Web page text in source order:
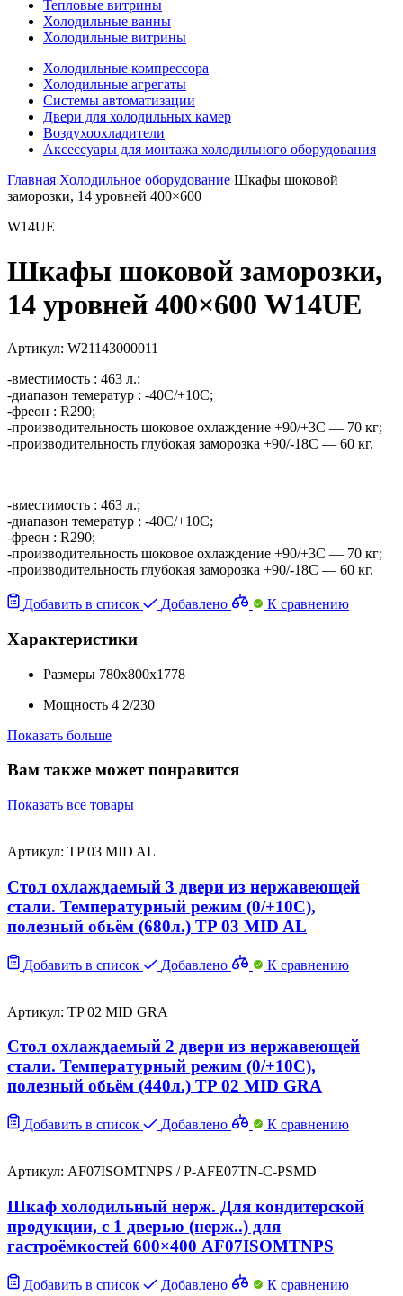
Тепловые витрины
Холодильные ванны
Холодильные витрины
Холодильные компрессора
Холодильные агрегаты
Системы автоматизации
Двери для холодильных камер
Воздухоохладители
Аксессуары для монтажа холодильного оборудования
Главная Холодильное оборудование Шкафы шоковой
заморозки, 14 уровней 400×600
W14UE
Шкафы шоковой заморозки,
14 уровней 400×600 W14UE
Артикул: W21143000011
-вместимость : 463 л.;
-диапазон темератур : -40C/+10C;
-фреон : R290;
-производительность шоковое охлаждение +90/+3C — 70 кг;
-производительность глубокая заморозка +90/-18C — 60 кг.
-вместимость : 463 л.;
-диапазон темератур : -40C/+10C;
-фреон : R290;
-производительность шоковое охлаждение +90/+3C — 70 кг;
-производительность глубокая заморозка +90/-18C — 60 кг.
Добавить в список Добавлено К сравнению
Характеристики
Размеры 780x800x1778
Мощность 4 2/230
Показать больше
Вам также может понравится
Показать все товары
Артикул: TP 03 MID AL
Стол охлаждаемый 3 двери из нержавеющей
стали. Температурный режим (0/+10C),
полезный обьём (680л.) TP 03 MID AL
Добавить в список Добавлено К сравнению
Артикул: TP 02 MID GRA
Стол охлаждаемый 2 двери из нержавеющей
стали. Температурный режим (0/+10C),
полезный обьём (440л.) TP 02 MID GRA
Добавить в список Добавлено К сравнению
Артикул: AF07ISOMTNPS / P-AFE07TN-C-PSMD
Шкаф холодильный нерж. Для кондитерской
продукции, с 1 дверью (нерж..) для
гастроёмкостей 600×400 AF07ISOMTNPS
Добавить в список Добавлено К сравнению